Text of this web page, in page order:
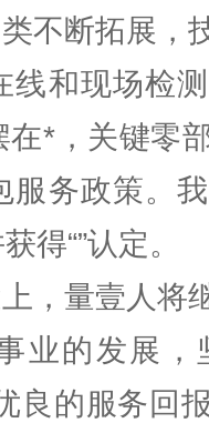
不断拓展，
线和现场检
*，关键零
服务政策。
得“”认定。
，量壹人将
业的发展，
良的服务回